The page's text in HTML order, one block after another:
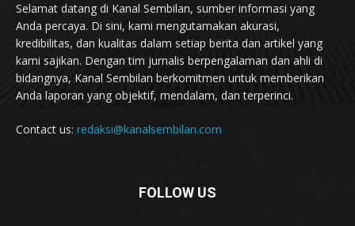
Selamat datang di Kanal Sembilan, sumber informasi yang
Anda percaya. Di sini, kami mengutamakan akurasi,
kredibilitas, dan kualitas dalam setiap berita dan artikel yang
kami sajikan. Dengan tim jurnalis berpengalaman dan ahli di
bidangnya, Kanal Sembilan berkomitmen untuk memberikan
Anda laporan yang objektif, mendalam, dan terperinci.
Contact us: redaksi@kanalsembilan.com
FOLLOW US